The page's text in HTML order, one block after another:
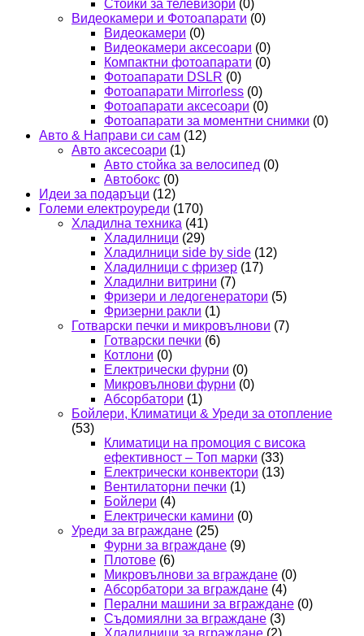
Стойки за телевизори (0)
Видеокамери и Фотоапарати (0)
Видеокамери (0)
Видеокамери аксесоари (0)
Компактни фотоапарати (0)
Фотоапарати DSLR (0)
Фотоапарати Mirrorless (0)
Фотоапарати аксесоари (0)
Фотоапарати за моментни снимки (0)
Авто & Направи си сам (12)
Авто аксесоари (1)
Авто стойка за велосипед (0)
Автобокс (0)
Идеи за подаръци (12)
Големи електроуреди (170)
Хладилна техника (41)
Хладилници (29)
Хладилници side by side (12)
Хладилници с фризер (17)
Хладилни витрини (7)
Фризери и ледогенератори (5)
Фризерни ракли (1)
Готварски печки и микровълнови (7)
Готварски печки (6)
Котлони (0)
Електрически фурни (0)
Микровълнови фурни (0)
Абсорбатори (1)
Бойлери, Климатици & Уреди за отопление
(53)
Климатици на промоция с висока
ефективност – Топ марки (33)
Електрически конвектори (13)
Вентилаторни печки (1)
Бойлери (4)
Електрически камини (0)
Уреди за вграждане (25)
Фурни за вграждане (9)
Плотове (6)
Микровълнови за вграждане (0)
Абсорбатори за вграждане (4)
Перални машини за вграждане (0)
Съдомиялни за вграждане (3)
Хладилници за вграждане (2)